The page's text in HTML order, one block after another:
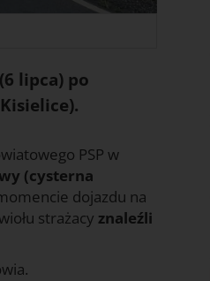
lipca) po
PSP w
(cysterna
dojazdu na
strażacy znaleźli